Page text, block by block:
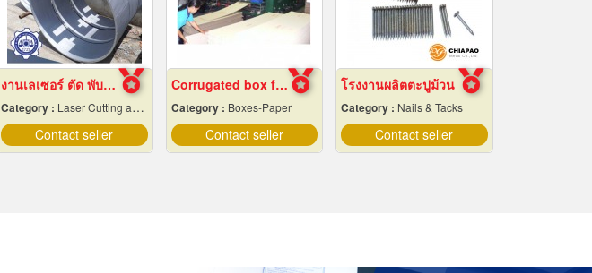
งานเลเซอร์ ตัด พับ ม้วนโลหะ นครปฐม
Category : Laser Cutting and Bending
Contact seller
Corrugated box factory
Category : Boxes-Paper
Contact seller
โรงงานผลิตตะปูม้วน
Category : Nails & Tacks
Contact seller